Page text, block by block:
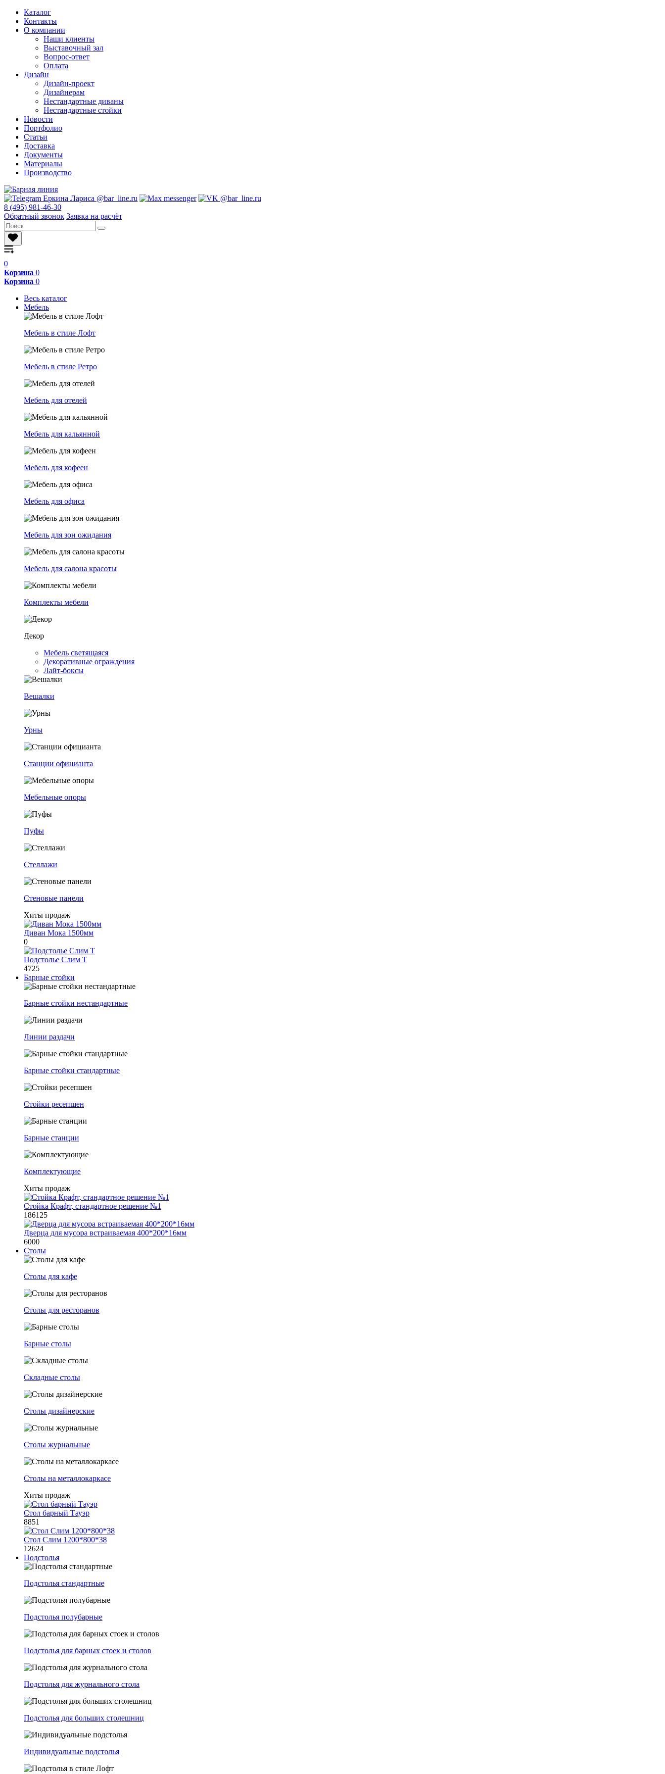
Каталог
Контакты
О компании
Наши клиенты
Выставочный зал
Вопрос-ответ
Оплата
Дизайн
Дизайн-проект
Дизайнерам
Нестандартные диваны
Нестандартные стойки
Новости
Портфолио
Статьи
Доставка
Документы
Материалы
Производство
8 (495) 981-46-30
Обратный звонок Заявка на расчёт
0
Корзина 0
Корзина 0
Весь каталог
Мебель
Мебель в стиле Лофт
Мебель в стиле Ретро
Мебель для отелей
Мебель для кальянной
Мебель для кофеен
Мебель для офиса
Мебель для зон ожидания
Мебель для салона красоты
Комплекты мебели
Декор
Мебель светящаяся
Декоративные ограждения
Лайт-боксы
Вешалки
Урны
Станции официанта
Мебельные опоры
Пуфы
Стеллажи
Стеновые панели
Хиты продаж
Диван Мока 1500мм
0
Подстолье Слим Т
4725
Барные стойки
Барные стойки нестандартные
Линии раздачи
Барные стойки стандартные
Стойки ресепшен
Барные станции
Комплектующие
Хиты продаж
Стойка Крафт, стандартное решение №1
186125
Дверца для мусора встраиваемая 400*200*16мм
6000
Столы
Столы для кафе
Столы для ресторанов
Барные столы
Складные столы
Столы дизайнерские
Столы журнальные
Столы на металлокаркасе
Хиты продаж
Стол барный Тауэр
8851
Стол Слим 1200*800*38
12624
Подстолья
Подстолья стандартные
Подстолья полубарные
Подстолья для барных стоек и столов
Подстолья для журнального стола
Подстолья для больших столешниц
Индивидуальные подстолья